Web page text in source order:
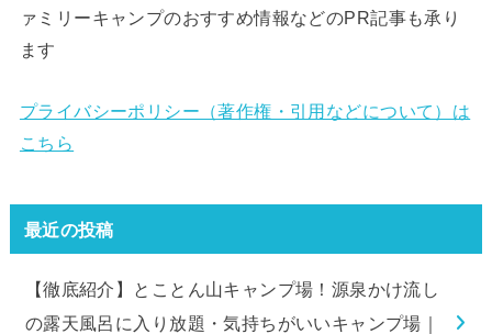
ァミリーキャンプのおすすめ情報などのPR記事も承り
ます
プライバシーポリシー（著作権・引用などについて）は
こちら
最近の投稿
【徹底紹介】とことん山キャンプ場！源泉かけ流し
の露天風呂に入り放題・気持ちがいいキャンプ場｜